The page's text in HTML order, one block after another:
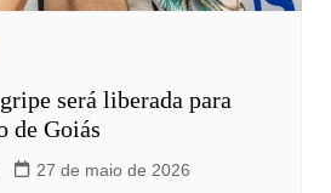
será liberada para
de Goiás
27 de maio de 2026